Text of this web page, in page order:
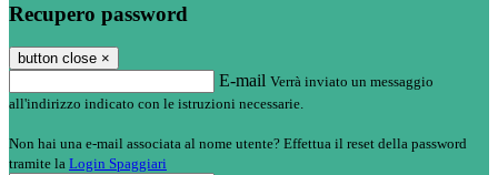
Recupero password
button close ×
E-mail Verrà inviato un messaggio
all'indirizzo indicato con le istruzioni necessarie.
Non hai una e-mail associata al nome utente? Effettua il reset della password
tramite la Login Spaggiari